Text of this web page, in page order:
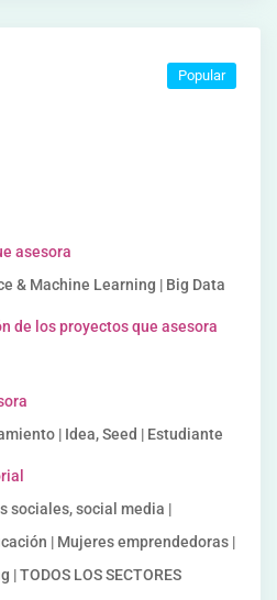
Popular
asesora
& Machine Learning | Big Data
de los proyectos que asesora
| Idea, Seed | Estudiante
sociales, social media |
| Mujeres emprendedoras |
TODOS LOS SECTORES